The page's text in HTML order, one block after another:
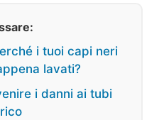
i tuoi capi neri
lavati?
i danni ai tubi